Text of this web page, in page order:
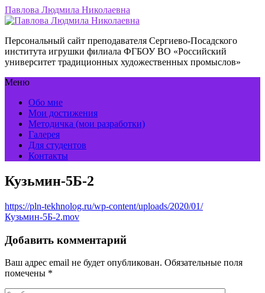
Павлова Людмила Николаевна
Персональный сайт преподавателя Сергиево-Посадского
института игрушки филиала ФГБОУ ВО «Российский
университет традиционных художественных промыслов»
Меню
Обо мне
Мои достижения
Методичка (мои разработки)
Галерея
Для студентов
Контакты
Кузьмин-5Б-2
https://pln-tekhnolog.ru/wp-content/uploads/2020/01/
Кузьмин-5Б-2.mov
Добавить комментарий
Ваш адрес email не будет опубликован. Обязательные поля
помечены *